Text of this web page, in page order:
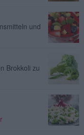
und
Brokkoli zu